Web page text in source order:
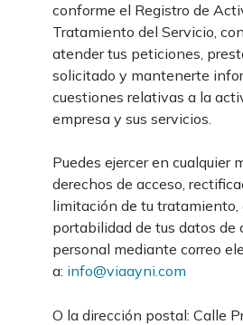
conforme el Registro de
Tratamiento del Servicio,
atender tus peticiones,
solicitado y mantenerte
cuestiones relativas a la
empresa y sus servicios.
Puedes ejercer en cualquier
derechos de acceso,
limitación de tu tratamiento,
portabilidad de tus datos de
personal mediante correo
a: info@viaayni.com
O la dirección postal: Calle